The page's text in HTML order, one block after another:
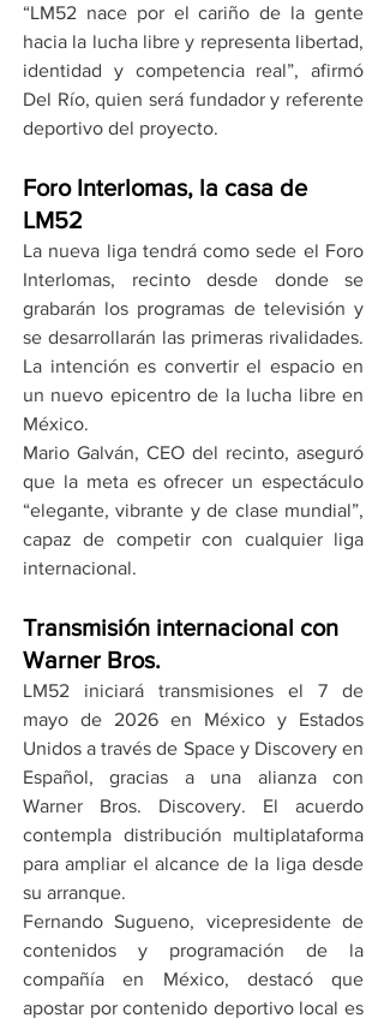
“LM52 nace por el cariño de la gente
hacia la lucha libre y representa libertad,
identidad y competencia real”, afirmó
Del Río, quien será fundador y referente
deportivo del proyecto.
Foro Interlomas, la casa de
LM52
La nueva liga tendrá como sede el Foro
Interlomas, recinto desde donde se
grabarán los programas de televisión y
se desarrollarán las primeras rivalidades.
La intención es convertir el espacio en
un nuevo epicentro de la lucha libre en
México.
Mario Galván, CEO del recinto, aseguró
que la meta es ofrecer un espectáculo
“elegante, vibrante y de clase mundial”,
capaz de competir con cualquier liga
internacional.
Transmisión internacional con
Warner Bros.
LM52 iniciará transmisiones el 7 de
mayo de 2026 en México y Estados
Unidos a través de Space y Discovery en
Español, gracias a una alianza con
Warner Bros. Discovery. El acuerdo
contempla distribución multiplataforma
para ampliar el alcance de la liga desde
su arranque.
Fernando Sugueno, vicepresidente de
contenidos y programación de la
compañía en México, destacó que
apostar por contenido deportivo local es